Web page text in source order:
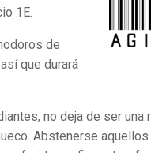
1E.
de
que durará
no deja de ser una
Abstenerse